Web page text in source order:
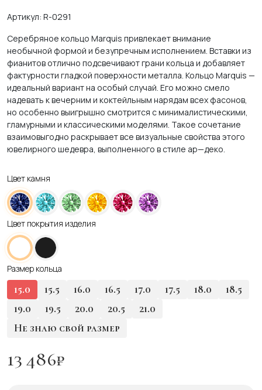
Артикул: R-0291
Серебряное кольцо Marquis привлекает внимание
необычной формой и безупречным исполнением. Вставки из
фианитов отлично подсвечивают грани кольца и добавляет
фактурности гладкой поверхности металла. Кольцо Marquis —
идеальный вариант на особый случай. Его можно смело
надевать к вечерним и коктейльным нарядам всех фасонов,
но особенно выигрышно смотрится с минималистическими,
гламурными и классическими моделями. Такое сочетание
взаимовыгодно раскрывает все визуальные свойства этого
ювелирного шедевра, выполненного в стиле ар—деко.
Цвет камня
Цвет покрытия изделия
Размер кольца
15.0 15.5 16.0 16.5 17.0 17.5 18.0
18.5
19.0
19.5 20.0 20.5
21.0
Не знаю свой размер
13 486₽